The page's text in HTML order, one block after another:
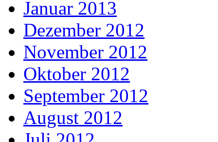
Januar 2013
Dezember 2012
November 2012
Oktober 2012
September 2012
August 2012